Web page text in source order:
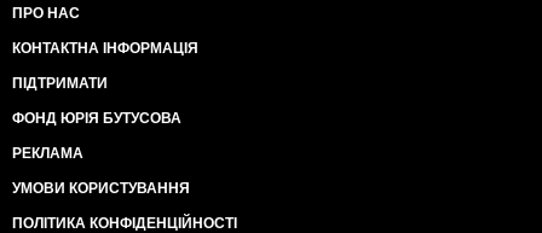
ПРО НАС
КОНТАКТНА ІНФОРМАЦІЯ
ПІДТРИМАТИ
ФОНД ЮРІЯ БУТУСОВА
РЕКЛАМА
УМОВИ КОРИСТУВАННЯ
ПОЛІТИКА КОНФІДЕНЦІЙНОСТІ